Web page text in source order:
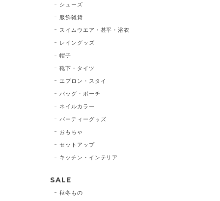
シューズ
服飾雑貨
スイムウエア・甚平・浴衣
レイングッズ
帽子
靴下・タイツ
エプロン・スタイ
バッグ・ポーチ
ネイルカラー
パーティーグッズ
おもちゃ
セットアップ
キッチン・インテリア
SALE
秋冬もの